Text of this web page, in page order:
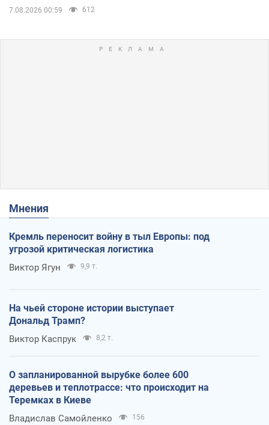
7.08.2026 00:59 612
Мнения
Кремль переносит войну в тыл Европы: под
угрозой критическая логистика
Виктор Ягун 9,9 т.
На чьей стороне истории выступает
Дональд Трамп?
Виктор Каспрук 8,2 т.
О запланированной вырубке более 600
деревьев и теплотрассе: что происходит на
Теремках в Киеве
Владислав Самойленко 156